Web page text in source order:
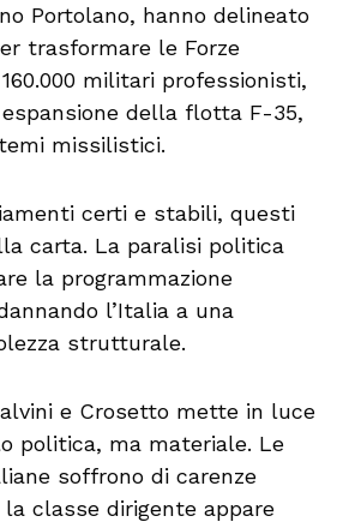
Portolano, hanno delineato
trasformare le Forze
militari professionisti,
della flotta F-35,
missilistici.
certi e stabili, questi
carta. La paralisi politica
la programmazione
l’Italia a una
strutturale.
e Crosetto mette in luce
politica, ma materiale. Le
soffrono di carenze
classe dirigente appare